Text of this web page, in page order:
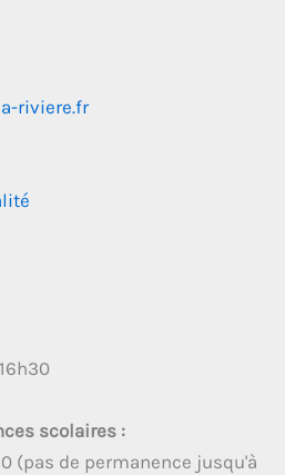
riviere.fr
scolaires :
(pas de permanence jusqu'à